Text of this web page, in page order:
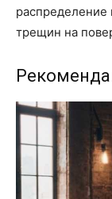
распределение
трещин на